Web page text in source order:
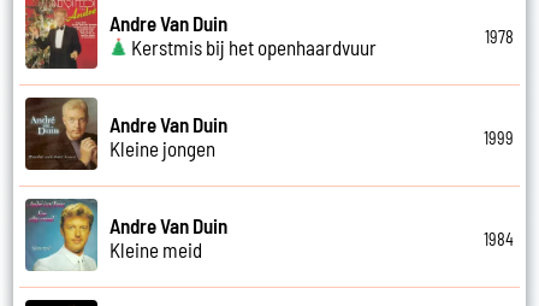
Andre Van Duin
Kerstmis bij het openhaardvuur
1978
Andre Van Duin
Kleine jongen
1999
Andre Van Duin
Kleine meid
1984